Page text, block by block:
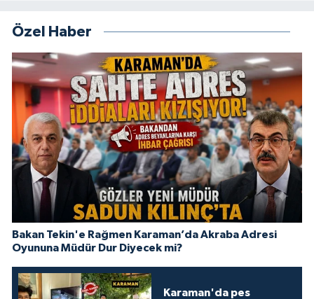
Özel Haber
Bakan Tekin'e Rağmen Karaman’da Akraba Adresi
Oyununa Müdür Dur Diyecek mi?
Karaman'da pes